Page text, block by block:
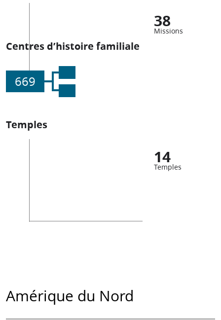
38
Missions
Centres d’histoire familiale
669
Temples
14
Temples
Amérique du Nord